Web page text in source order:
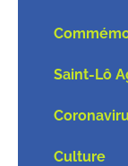
Saint-Lô
Culture